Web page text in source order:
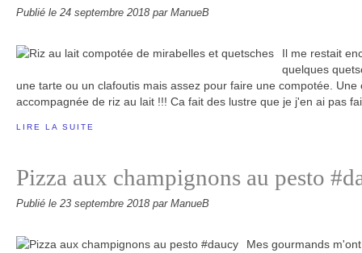
Publié le 24 septembre 2018 par ManueB
Il me restait
quelques
une tarte ou un clafoutis mais assez pour faire une compotée.
accompagnée de riz au lait !!! Ca fait des lustre que je j'en ai pas
LIRE LA SUITE
Pizza aux champignons au pesto
Publié le 23 septembre 2018 par ManueB
Mes gourmands